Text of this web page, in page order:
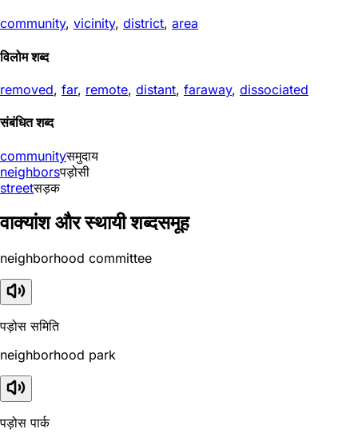
community, vicinity, district, area
विलोम शब्द
removed, far, remote, distant, faraway, dissociated
संबंधित शब्द
communityसमुदाय
neighborsपड़ोसी
streetसड़क
वाक्यांश और स्थायी शब्दसमूह
neighborhood committee
पड़ोस समिति
neighborhood park
पड़ोस पार्क